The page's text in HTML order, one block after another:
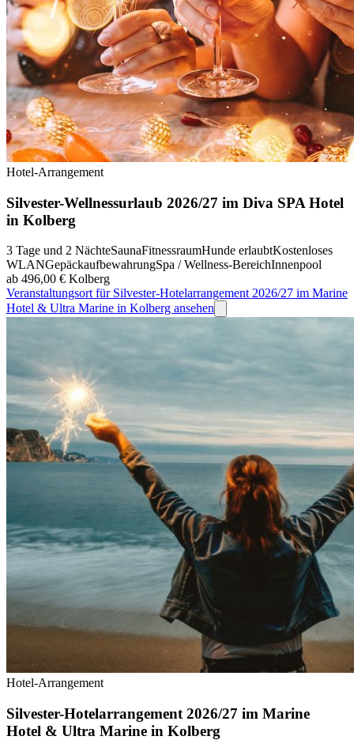
Hotel-Arrangement
Silvester-Wellnessurlaub 2026/27 im Diva SPA Hotel
in Kolberg
3 Tage und 2 NächteSaunaFitnessraumHunde erlaubtKostenloses
WLANGepäckaufbewahrungSpa / Wellness-BereichInnenpool
ab 496,00 € Kolberg
Veranstaltungsort für Silvester-Hotelarrangement 2026/27 im Marine
Hotel & Ultra Marine in Kolberg ansehen
Hotel-Arrangement
Silvester-Hotelarrangement 2026/27 im Marine
Hotel & Ultra Marine in Kolberg